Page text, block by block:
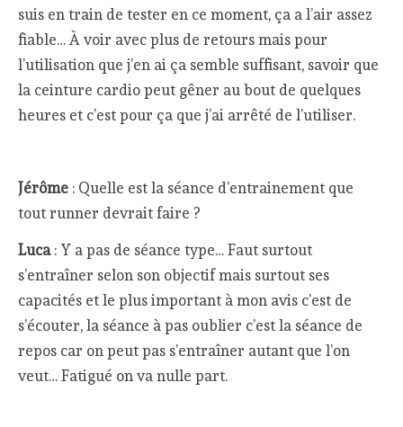
suis en train de tester en ce moment, ça a l’air assez
fiable… À voir avec plus de retours mais pour
l’utilisation que j’en ai ça semble suffisant, savoir que
la ceinture cardio peut gêner au bout de quelques
heures et c’est pour ça que j’ai arrêté de l’utiliser.
Jérôme : Quelle est la séance d’entrainement que
tout runner devrait faire ?
Luca : Y a pas de séance type… Faut surtout
s’entraîner selon son objectif mais surtout ses
capacités et le plus important à mon avis c’est de
s’écouter, la séance à pas oublier c’est la séance de
repos car on peut pas s’entraîner autant que l’on
veut… Fatigué on va nulle part.